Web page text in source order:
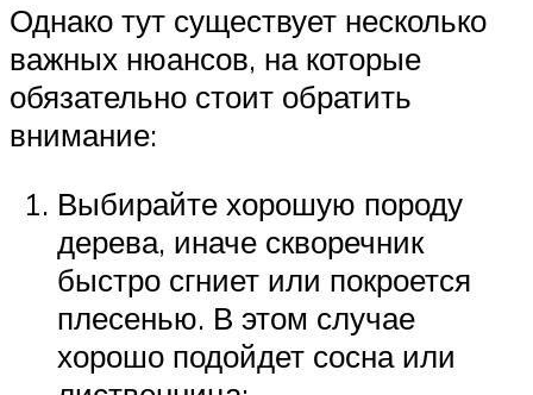
Однако тут существует несколько
важных нюансов, на которые
обязательно стоит обратить
внимание:
Выбирайте хорошую породу
дерева, иначе скворечник
быстро сгниет или покроется
плесенью. В этом случае
хорошо подойдет сосна или